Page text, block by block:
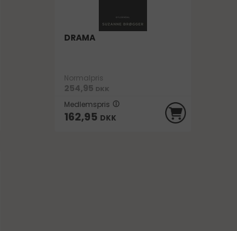
DRAMA
Normalpris
254,95 DKK
Medlemspris
162,95 DKK